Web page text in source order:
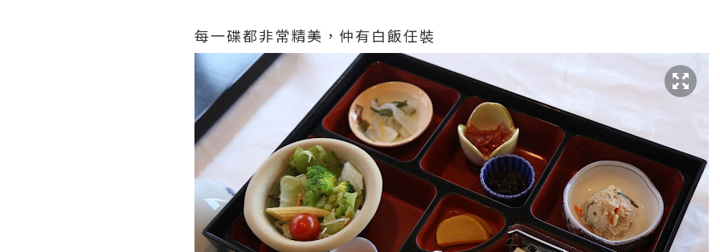
每一碟都非常精美，仲有白飯任裝